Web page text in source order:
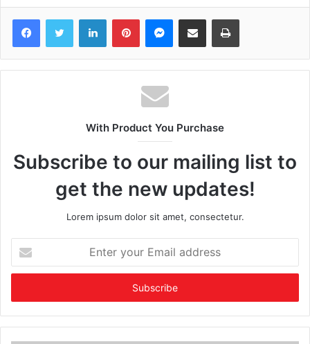
FacebookTwitter LinkedInPinterestMessenger
Share via Email Print
With Product You Purchase
Subscribe to our mailing list to
get the new updates!
Lorem ipsum dolor sit amet, consectetur.
your
Email